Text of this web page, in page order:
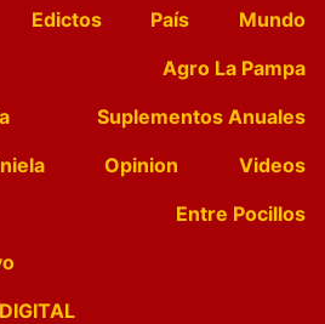
Edictos País
Mundo
Agro La Pampa
Suplementos Anuales
Opinion
Videos
Entre Pocillos